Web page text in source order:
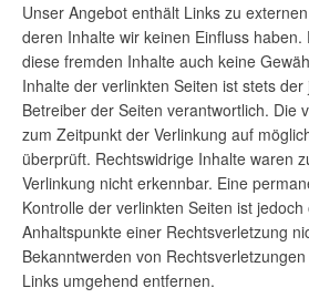
Unser Angebot enthält Links zu
deren Inhalte wir keinen Einfluss
diese fremden Inhalte auch keine
Inhalte der verlinkten Seiten ist stets
Betreiber der Seiten verantwortlich. Die
zum Zeitpunkt der Verlinkung auf
überprüft. Rechtswidrige Inhalte waren
Verlinkung nicht erkennbar. Eine
Kontrolle der verlinkten Seiten ist
Anhaltspunkte einer Rechtsverletzung
Bekanntwerden von
Links umgehend entfernen.